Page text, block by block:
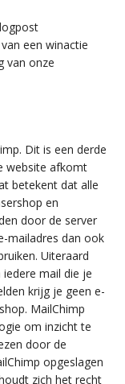
een winactie
van onze
Dit is een derde
website afkomt
betekent dat alle
en
door de server
mailadres dan ook
Uiteraard
mail die je
krijg je geen e-
MailChimp
om inzicht te
door de
opgeslagen
zich het recht